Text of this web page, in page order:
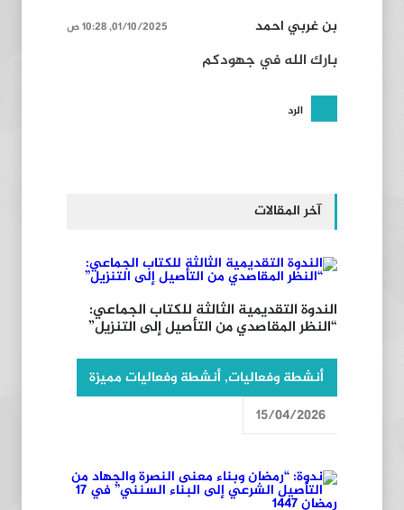
بن غربي احمد 01/10/2025, 10:28 ص
بارك الله في جهودكم
الرد
آخر المقالات
الندوة التقديمية الثالثة للكتاب الجماعي:
“النظر المقاصدي من التأصيل إلى التنزيل”
أنشطة وفعاليات,أنشطة وفعاليات مميزة
15/04/2026